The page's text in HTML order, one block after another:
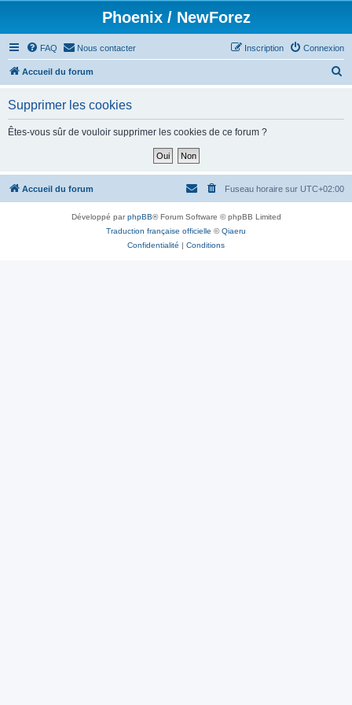
Phoenix / NewForez
FAQ Nous contacter Connexion
Inscription
Accueil du forum
h
Supprimer les cookies
Êtes-vous sûr de vouloir supprimer les cookies de ce forum ?
Accueil du forum Fuseau horaire sur UTC+02:00
Développé parphpBB® Forum Software © phpBB Limited
Traduction française officielle ©Qiaeru
Confidentialité | Conditions